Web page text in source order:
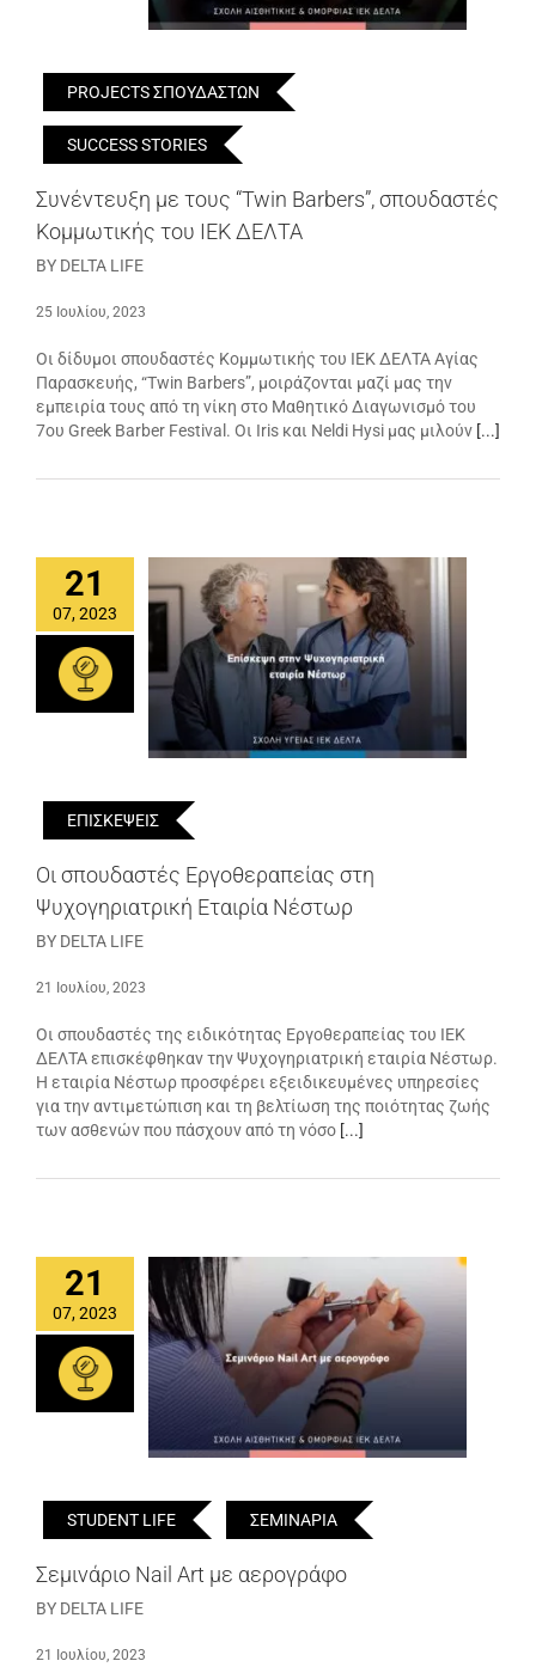
PROJECTS ΣΠΟΥΔΑΣΤΩΝ
SUCCESS STORIES
Συνέντευξη με τους “Twin Barbers”, σπουδαστές
Κομμωτικής του ΙΕΚ ΔΕΛΤΑ
BY DELTA LIFE
25 Ιουλίου, 2023
Οι δίδυμοι σπουδαστές Κομμωτικής του ΙΕΚ ΔΕΛΤΑ Αγίας
Παρασκευής, “Twin Barbers”, μοιράζονται μαζί μας την
εμπειρία τους από τη νίκη στο Μαθητικό Διαγωνισμό του
7ου Greek Barber Festival. Οι Iris και Neldi Hysi μας μιλούν [...]
21
07, 2023
ΕΠΙΣΚΕΨΕΙΣ
Οι σπουδαστές Εργοθεραπείας στη
Ψυχογηριατρική Εταιρία Νέστωρ
BY DELTA LIFE
21 Ιουλίου, 2023
Οι σπουδαστές της ειδικότητας Εργοθεραπείας του ΙΕΚ
ΔΕΛΤΑ επισκέφθηκαν την Ψυχογηριατρική εταιρία Νέστωρ.
Η εταιρία Νέστωρ προσφέρει εξειδικευμένες υπηρεσίες
για την αντιμετώπιση και τη βελτίωση της ποιότητας ζωής
των ασθενών που πάσχουν από τη νόσο [...]
21
07, 2023
STUDENT LIFE ΣΕΜΙΝΑΡΙΑ
Σεμινάριο Nail Art με αερογράφο
BY DELTA LIFE
21 Ιουλίου, 2023